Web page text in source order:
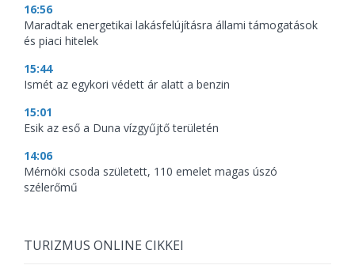
16:56
Maradtak energetikai lakásfelújításra állami támogatások
és piaci hitelek
15:44
Ismét az egykori védett ár alatt a benzin
15:01
Esik az eső a Duna vízgyűjtő területén
14:06
Mérnöki csoda született, 110 emelet magas úszó
szélerőmű
TURIZMUS ONLINE CIKKEI